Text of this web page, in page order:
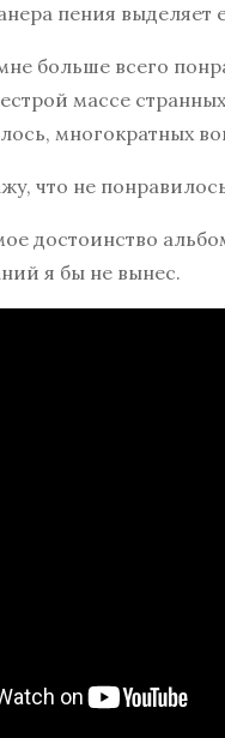
пения выделяет
больше всего
массе
многократных
что не
достоинство
я бы не вынес.